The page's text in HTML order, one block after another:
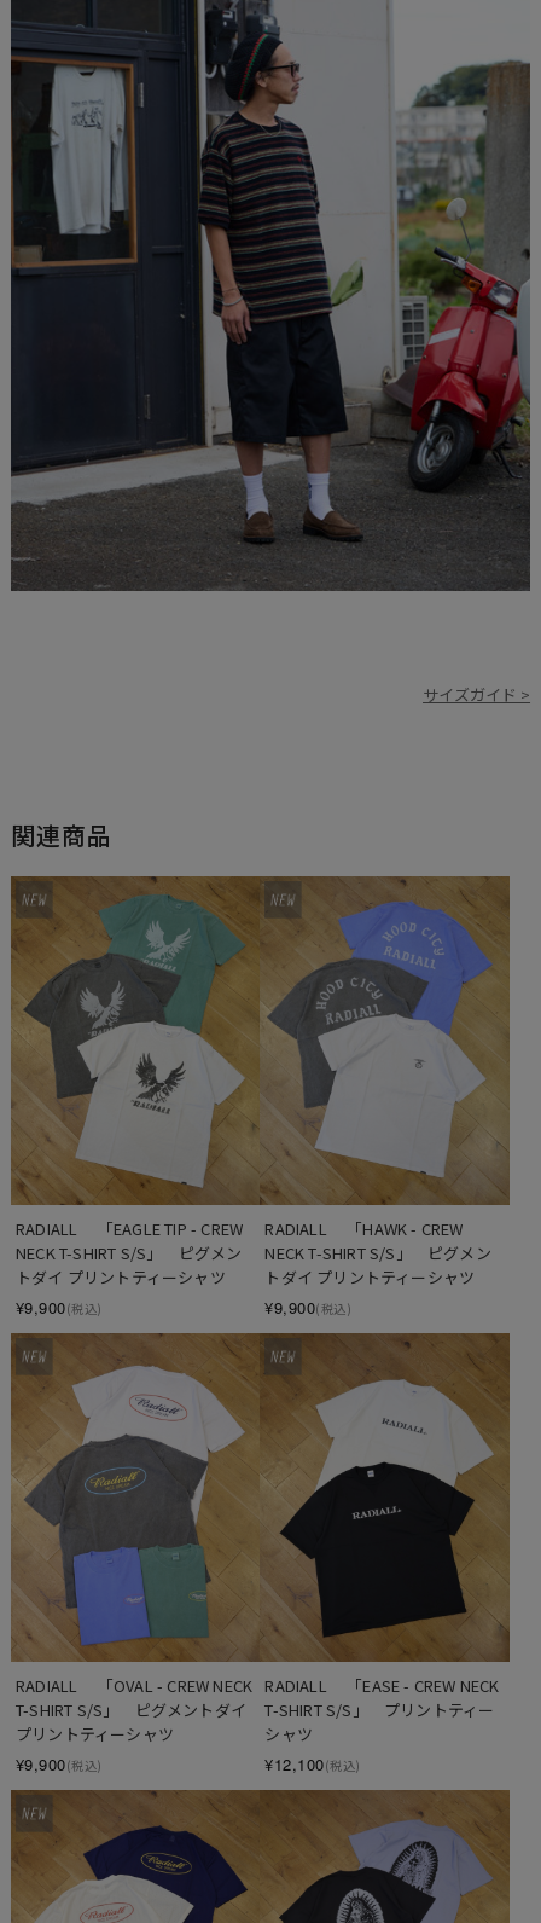
サイズガイド >
関連商品
RADIALL 　「EAGLE TIP - CREW
NECK T-SHIRT S/S」　ピグメン
トダイ プリントティーシャツ
¥9,900(税込)
RADIALL 　「HAWK - CREW
NECK T-SHIRT S/S」　ピグメン
トダイ プリントティーシャツ
¥9,900(税込)
RADIALL 　「OVAL - CREW NECK
T-SHIRT S/S」　ピグメントダイ
プリントティーシャツ
¥9,900(税込)
RADIALL 　「EASE - CREW NECK
T-SHIRT S/S」　プリントティー
シャツ
¥12,100(税込)